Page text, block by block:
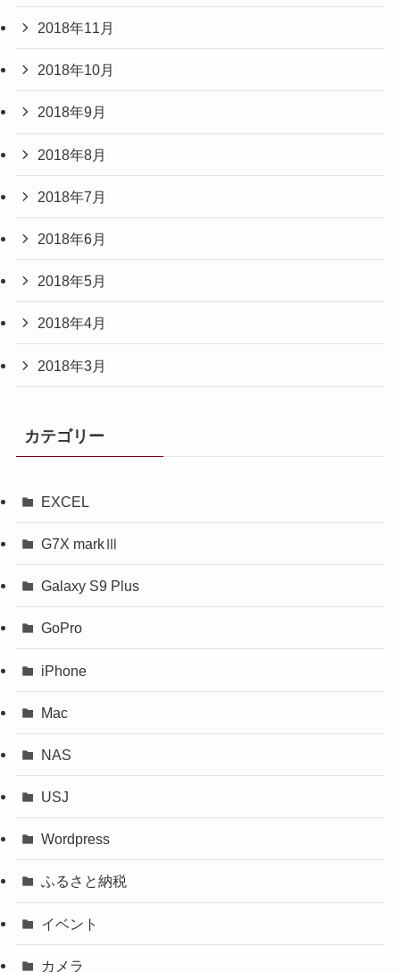
2018年11月
2018年10月
2018年9月
2018年8月
2018年7月
2018年6月
2018年5月
2018年4月
2018年3月
カテゴリー
EXCEL
G7X markⅢ
Galaxy S9 Plus
GoPro
iPhone
Mac
NAS
USJ
Wordpress
ふるさと納税
イベント
カメラ